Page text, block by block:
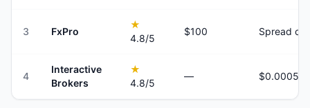
3 FxPro
★
4.8/5
$100 Spread
4
Interactive
Brokers
★
4.8/5
—